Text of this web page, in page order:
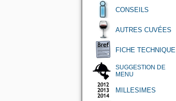
CONSEILS
AUTRES CUVÉES
FICHE TECHNIQUE
SUGGESTION DE
MENU
MILLESIMES